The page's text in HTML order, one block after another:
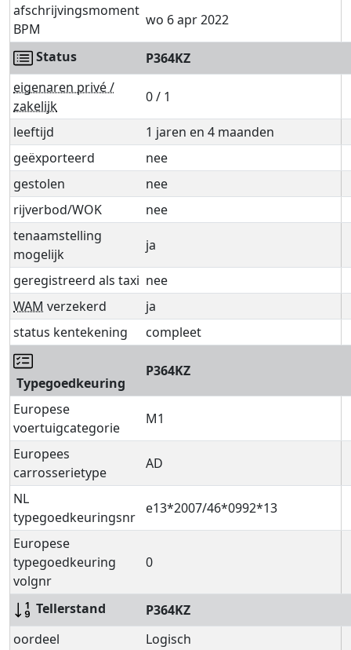
afschrijvingsmoment
BPM
wo 6 apr 2022
Status
P364KZ
eigenaren privé /
zakelijk
0 / 1
leeftijd
1 jaren en 4 maanden
geëxporteerd
nee
gestolen
nee
rijverbod/WOK
nee
tenaamstelling
mogelijk
ja
geregistreerd als taxi nee
WAM verzekerd
ja
status kentekening
compleet
Typegoedkeuring
P364KZ
Europese
voertuigcategorie
M1
Europees
carrosserietype
AD
NL
typegoedkeuringsnr
e13*2007/46*0992*13
Europese
typegoedkeuring
volgnr
0
Tellerstand
P364KZ
oordeel
Logisch